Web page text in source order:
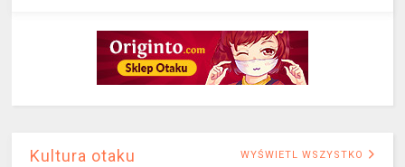
Kultura otaku WYŚWIETL WSZYSTKO